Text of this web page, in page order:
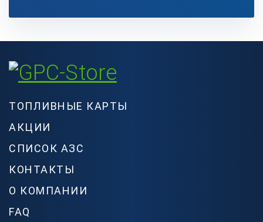
ТОПЛИВНЫЕ КАРТЫ
АКЦИИ
СПИСОК АЗС
КОНТАКТЫ
О КОМПАНИИ
FAQ